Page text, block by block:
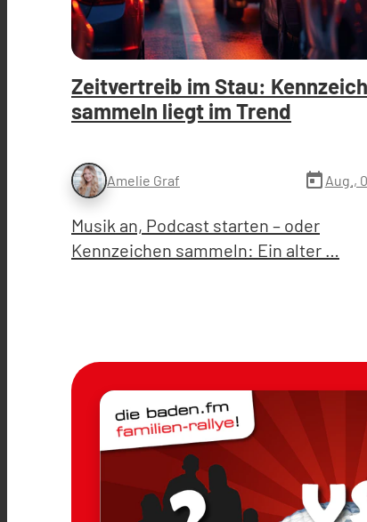
Zeitvertreib im Stau:
sammeln liegt im Trend
Amelie Graf today Aug.,
Musik an, Podcast starten – oder
Kennzeichen sammeln: Ein alter …